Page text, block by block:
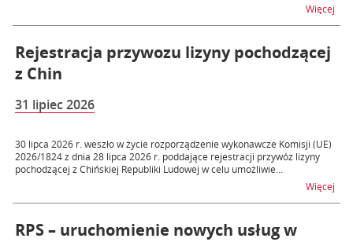
Więcej
Rejestracja przywozu lizyny pochodzącej
z Chin
31 lipiec 2026
30 lipca 2026 r. weszło w życie rozporządzenie wykonawcze Komisji (UE)
2026/1824 z dnia 28 lipca 2026 r. poddające rejestracji przywóz lizyny
pochodzącej z Chińskiej Republiki Ludowej w celu umożliwie...
Więcej
RPS – uruchomienie nowych usług w